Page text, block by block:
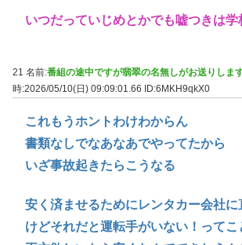
いつだっていじめとかでも嘘つきは学
21 名前:番組の途中ですが翡翠の名無しがお送りしま
時:2026/05/10(日) 09:09:01.66 ID:6MKH9qkX0
これもうホントわけわからん
書類なしでなあなあでやってたから
いざ事故起きたらこうなる
安く済ませるためにレンタカー会社
けどそれだと運転手がいない！ってこ